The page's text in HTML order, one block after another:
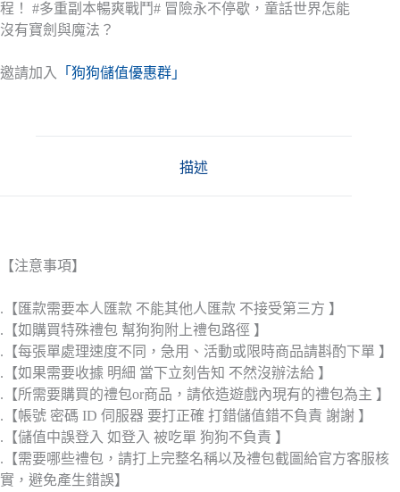
程！ #多重副本暢爽戰鬥# 冒險永不停歇，童話世界怎能
沒有寶劍與魔法？
邀請加入 「狗狗儲值優惠群」
描述
【注意事項】
.【匯款需要本人匯款 不能其他人匯款 不接受第三方 】
.【如購買特殊禮包 幫狗狗附上禮包路徑 】
.【每張單處理速度不同，急用、活動或限時商品請斟酌下單 】
.【如果需要收據 明細 當下立刻告知 不然沒辦法給 】
.【所需要購買的禮包or商品，請依造遊戲內現有的禮包為主 】
.【帳號 密碼 ID 伺服器 要打正確 打錯儲值錯不負責 謝謝 】
.【儲值中誤登入 如登入 被吃單 狗狗不負責 】
.【需要哪些禮包，請打上完整名稱以及禮包截圖給官方客服核
實，避免產生錯誤】